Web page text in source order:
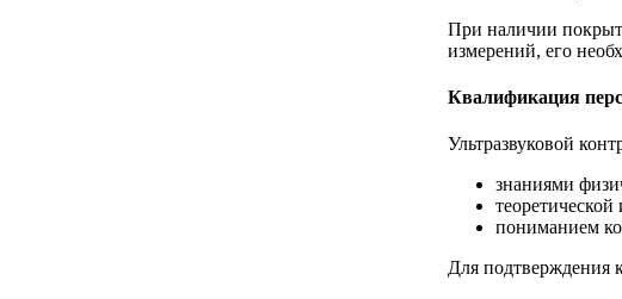
При наличии
измерений, его
Квалификация
Ультразвуковой
знаниями
пониманием
Для подтверждения